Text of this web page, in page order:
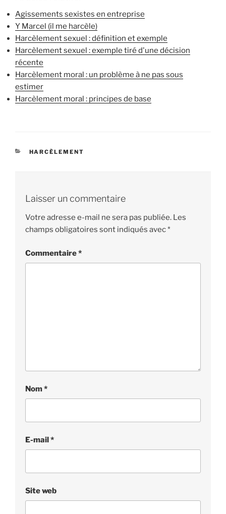
Agissements sexistes en entreprise
Y Marcel (il me harcèle)
Harcèlement sexuel : définition et exemple
Harcèlement sexuel : exemple tiré d'une décision
récente
Harcèlement moral : un problème à ne pas sous
estimer
Harcèlement moral : principes de base
CATÉGORIES
HARCÈLEMENT
Laisser un commentaire
Votre adresse e-mail ne sera pas publiée. Les
champs obligatoires sont indiqués avec*
Commentaire*
Nom*
E-mail*
Site web